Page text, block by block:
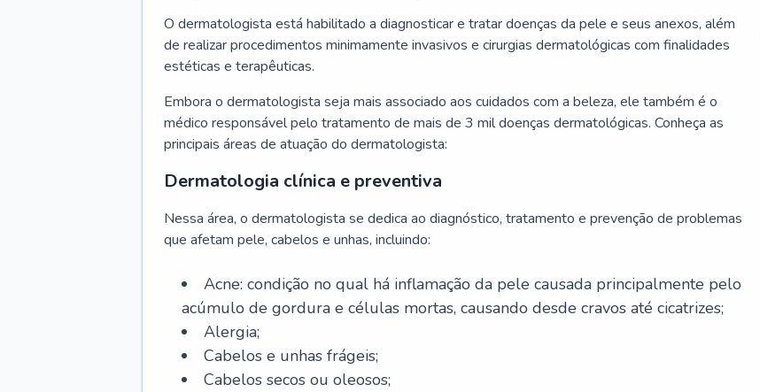
O dermatologista está habilitado a diagnosticar e tratar doenças da pele e seus anexos, além
de realizar procedimentos minimamente invasivos e cirurgias dermatológicas com finalidades
estéticas e terapêuticas.
Embora o dermatologista seja mais associado aos cuidados com a beleza, ele também é o
médico responsável pelo tratamento de mais de 3 mil doenças dermatológicas. Conheça as
principais áreas de atuação do dermatologista:
Dermatologia clínica e preventiva
Nessa área, o dermatologista se dedica ao diagnóstico, tratamento e prevenção de problemas
que afetam pele, cabelos e unhas, incluindo:
Acne: condição no qual há inflamação da pele causada principalmente pelo
acúmulo de gordura e células mortas, causando desde cravos até cicatrizes;
Alergia;
Cabelos e unhas frágeis;
Cabelos secos ou oleosos;